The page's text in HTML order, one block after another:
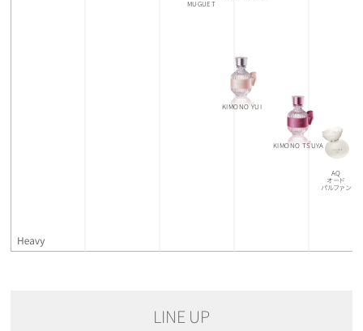
KIMONO YUI
KIMONO TSUYA
MUGUET
AQ
オード
パルファン
LINE UP